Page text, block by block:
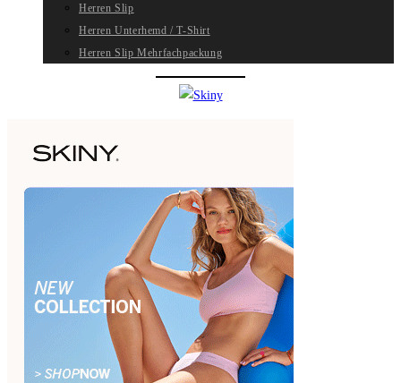
Herren Slip
Herren Unterhemd / T-Shirt
Herren Slip Mehrfachpackung